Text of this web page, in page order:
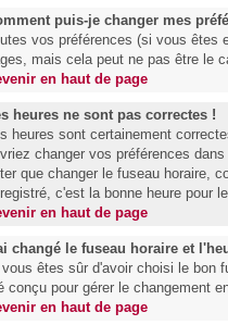
puis-je changer mes
vos préférences (si vous êtes
mais cela peut ne pas être le
en haut de page
heures ne sont pas correctes !
heures sont certainement
changer vos préférences
que changer le fuseau horaire,
c'est la bonne heure pour
en haut de page
changé le fuseau horaire et
êtes sûr d'avoir choisi le bon
conçu pour gérer le changement
en haut de page